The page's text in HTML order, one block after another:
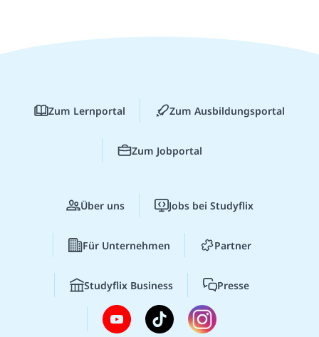
Zum Lernportal Zum Ausbildungsportal
Zum Jobportal
Über uns Jobs bei Studyflix
Für Unternehmen Partner
Studyflix Business Presse